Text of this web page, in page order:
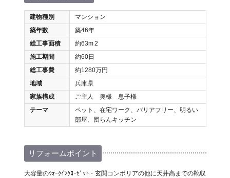
建物種別
マンション
築年数
築46年
総工事面積
約63m2
施工期間
約60日
総工事費
約1280万円
地域
兵庫県
家族構成
ご主人 奥様 息子様
テーマ
ペット、在宅ワーク、バリアフリー、明るい
部屋、団らんキッチン
リフォームポイント
大容量のｳｫｰｸｲﾝｸﾛｰｾﾞｯﾄ・玄関コンポリアの他に天井高までの靴収